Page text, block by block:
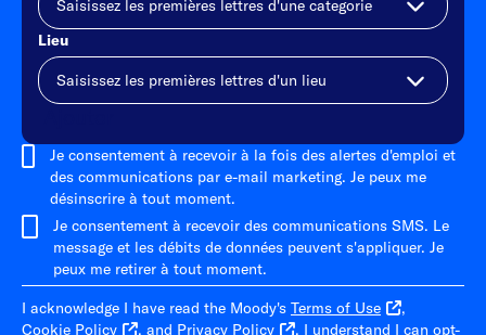
Lieu
Je consentement à recevoir à la fois des alertes d'emploi et
des communications par e-mail marketing. Je peux me
désinscrire à tout moment.
Je consentement à recevoir des communications SMS. Le
message et les débits de données peuvent s'appliquer. Je
peux me retirer à tout moment.
I acknowledge I have read the Moody's Terms of Use
,
Cookie Policy
, and Privacy Policy
. I understand I can opt-